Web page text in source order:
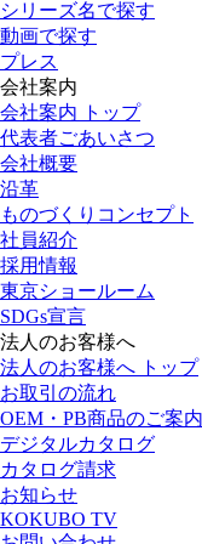
シリーズ名で探す
動画で探す
プレス
会社案内
会社案内 トップ
代表者ごあいさつ
会社概要
沿革
ものづくりコンセプト
社員紹介
採用情報
東京ショールーム
SDGs宣言
法人のお客様へ
法人のお客様へ トップ
お取引の流れ
OEM・PB商品のご案内
デジタルカタログ
カタログ請求
お知らせ
KOKUBO TV